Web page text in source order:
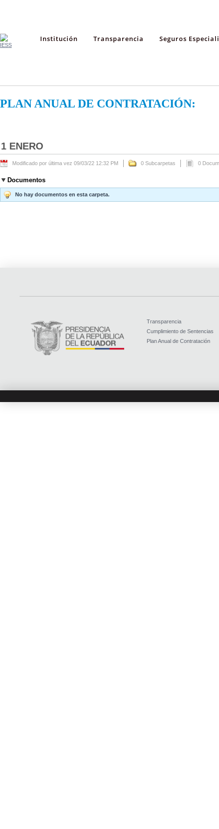
Institución Transparencia Seguros
PLAN ANUAL DE CONTRATACIÓN:
1 ENERO
Modificado por última vez 09/03/22 12:32 PM 0 Subcarpetas 0
Documentos
No hay documentos en esta carpeta.
Transparencia
Cumplimiento de Sentencias
Plan Anual de Contratación